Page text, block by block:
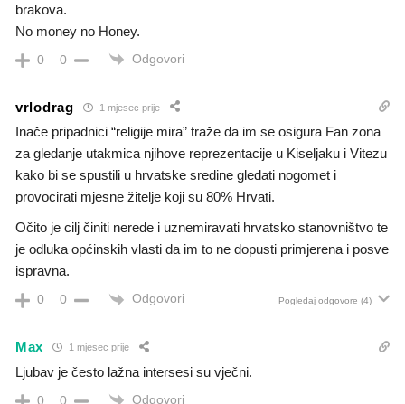
brakova.
No money no Honey.
0 0 Odgovori
vrlodrag 1 mjesec prije
Inače pripadnici “religije mira” traže da im se osigura Fan zona
za gledanje utakmica njihove reprezentacije u Kiseljaku i Vitezu
kako bi se spustili u hrvatske sredine gledati nogomet i
provocirati mjesne žitelje koji su 80% Hrvati.
Očito je cilj činiti nerede i uznemiravati hrvatsko stanovništvo te
je odluka općinskih vlasti da im to ne dopusti primjerena i posve
ispravna.
0 0 Odgovori Pogledaj odgovore (4)
Max 1 mjesec prije
Ljubav je često lažna intersesi su vječni.
0 0 Odgovori